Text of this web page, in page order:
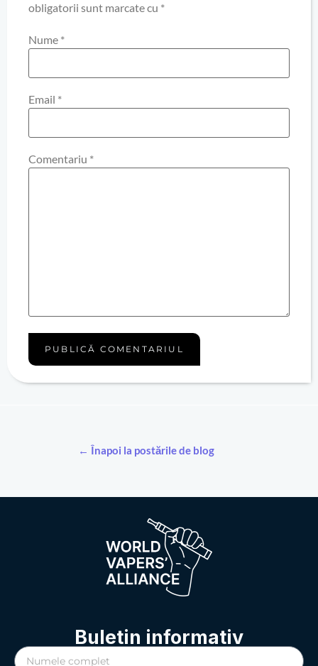
obligatorii sunt marcate cu *
Nume *
Email *
Comentariu *
← Înapoi la postările de blog
Buletin informativ